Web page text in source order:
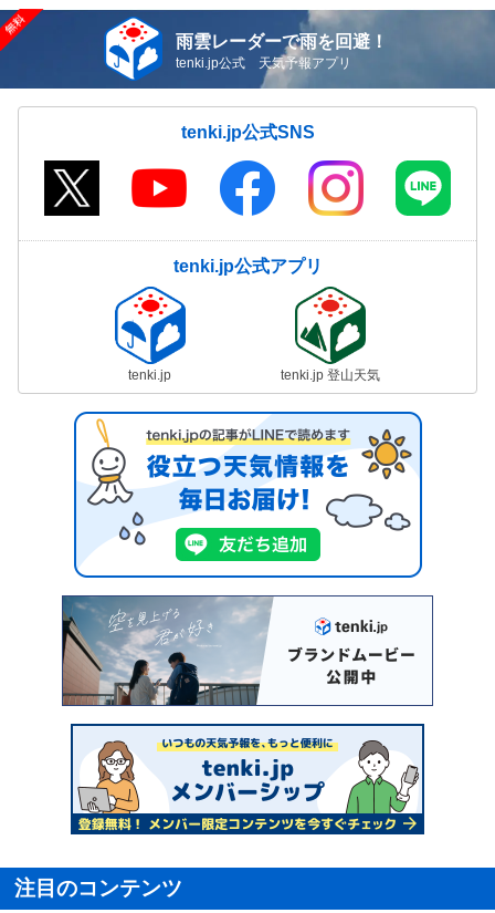
雨雲レーダーで雨を回避！
tenki.jp公式 天気予報アプリ
tenki.jp公式SNS
tenki.jp公式アプリ
tenki.jp tenki.jp 登山天気
注目のコンテンツ